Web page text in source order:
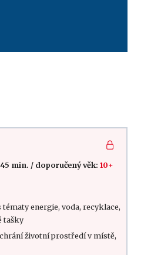
min. / doporučený věk: 10+
tématy energie, voda, recyklace,
tašky
životní prostředí v místě,